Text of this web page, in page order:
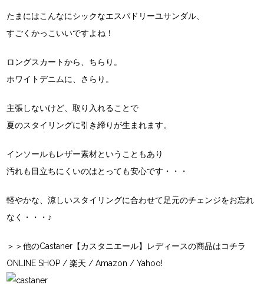
たまにはこんなにシックなエスパドリーユサンダル、
すごくかっこいいですよね！
ロングスカートから、ちらり。
ホワイトデニムに、さらり。
主張しないけど、取り入れることで
夏のスタイリングに引き締りが生まれます。
インソールもレザー素材ということもあり
汚れも目立ちにくいのはとっても安心です・・・
軽やかな、涼しいスタイリングに合わせて足元のチェンジをお忘れ
なく・・・♪
＞＞他のCastaner【カスタニエール】レディースの商品はコチラ
ONLINE SHOP /楽天 /Amazon /Yahoo!